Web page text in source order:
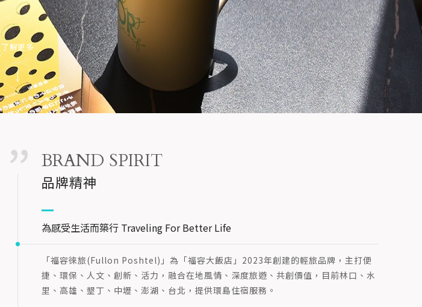
了解更多
BRAND SPIRIT
品牌精神
為感受生活而築行 Traveling For Better Life
「福容徠旅(Fullon Poshtel)」為「福容大飯店」2023年創建的輕旅品牌，主打便
捷、環保、人文、創新、活力，融合在地風情、深度旅遊、共創價值，目前林口、水
里、高雄、墾丁、中壢、澎湖、台北，提供環島住宿服務。